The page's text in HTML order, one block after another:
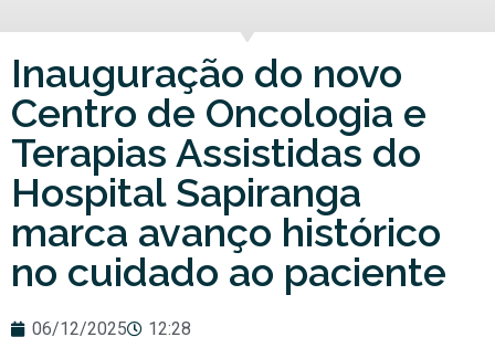
Inauguração do novo
Centro de Oncologia e
Terapias Assistidas do
Hospital Sapiranga
marca avanço histórico
no cuidado ao paciente
06/12/2025 12:28